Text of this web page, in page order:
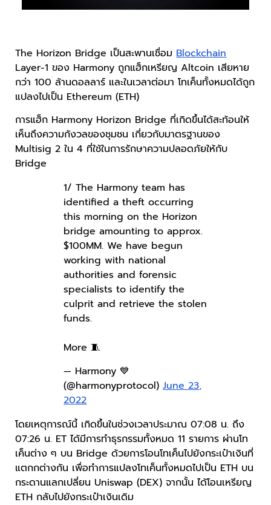
The Horizon Bridge เป็นสะพานเชื่อมBlockchain
Layer-1 ของ Harmony ถูกแฮ็กเหรียญ Altcoin เสียหาย
กว่า 100 ล้านดอลลาร์ และในเวลาต่อมา โทเค็นทั้งหมดได้ถูก
แปลงไปเป็น Ethereum (ETH)
การแฮ็ก Harmony Horizon Bridge ที่เกิดขึ้นได้สะท้อนให้
เห็นถึงความกังวลของชุมชน เกี่ยวกับมาตรฐานของ
Multisig 2 ใน 4 ที่ใช้ในการรักษาความปลอดภัยให้กับ
Bridge
1/ The Harmony team has
identified a theft occurring
this morning on the Horizon
bridge amounting to approx.
$100MM. We have begun
working with national
authorities and forensic
specialists to identify the
culprit and retrieve the stolen
funds.
More 🧵
— Harmony 💙
(@harmonyprotocol)June 23,
2022
โดยเหตุการณ์นี้ เกิดขึ้นในช่วงเวลาประมาณ 07:08 น. ถึง
07:26 น. ET ได้มีการทำธุรกรรมทั้งหมด 11 รายการ ผ่านโท
เค็นต่าง ๆ บน Bridge ด้วยการโอนโทเค็นไปยังกระเป๋าเงินที่
แตกกต่างกัน เพื่อทำการแปลงโทเค็นทั้งหมดไปเป็น ETH บน
กระดานแลกเปลี่ยน Uniswap (DEX) จากนั้น ได้โอนเหรียญ
ETH กลับไปยังกระเป๋าเงินเดิม